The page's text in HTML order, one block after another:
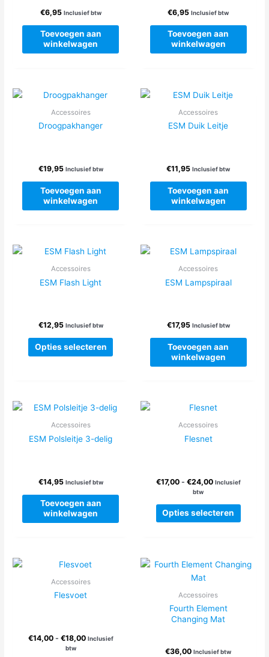
€6,95 Inclusief btw
Toevoegen aan
winkelwagen
€6,95 Inclusief btw
Toevoegen aan
winkelwagen
Accessoires
Droogpakhanger
€19,95 Inclusief btw
Toevoegen aan
winkelwagen
Accessoires
ESM Duik Leitje
€11,95 Inclusief btw
Toevoegen aan
winkelwagen
Accessoires
ESM Flash Light
€12,95 Inclusief btw
Opties selecteren
Dit
product
Deze
gekozen
productpagina
Accessoires
ESM Lampspiraal
€17,95 Inclusief btw
Toevoegen aan
winkelwagen
Accessoires
ESM Polsleitje 3-delig
€14,95 Inclusief btw
Toevoegen aan
winkelwagen
Accessoires
Flesnet
€17,00 - €24,00Prijsklasse:
€24,00
Inclusief
btw
Opties selecteren
Dit
Deze
Accessoires
Flesvoet
€14,00 - €18,00Prijsklasse:
Inclusief
btw
Accessoires
Fourth Element
Changing Mat
€36,00 Inclusief btw